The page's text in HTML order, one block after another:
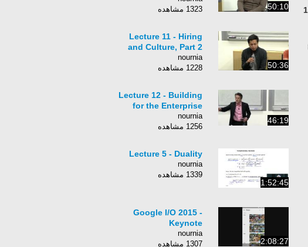
50:10
1323 مشاهده
50:36
Lecture 11 - Hiring
and Culture, Part 2
nournia
1228 مشاهده
46:19
Lecture 12 - Building
for the Enterprise
nournia
1256 مشاهده
1:52:45
Lecture 5 - Duality
nournia
1339 مشاهده
2:08:27
Google I/O 2015 -
Keynote
nournia
1307 مشاهده